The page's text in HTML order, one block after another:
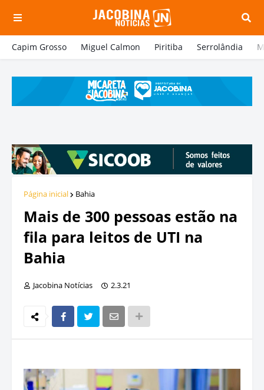
Capim Grosso Miguel Calmon Piritiba Serrolândia
Página inicial Bahia
Mais de 300 pessoas estão na
fila para leitos de UTI na
Bahia
Jacobina Notícias 2.3.21